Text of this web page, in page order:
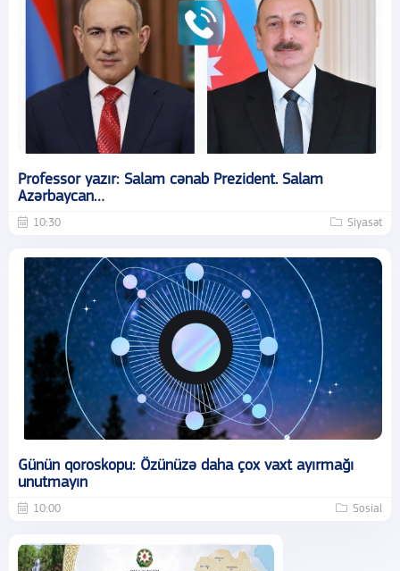
Professor yazır: Salam cənab Prezident. Salam
Azərbaycan…
10:30 Siyasət
Günün qoroskopu: Özünüzə daha çox vaxt ayırmağı
unutmayın
10:00 Sosial